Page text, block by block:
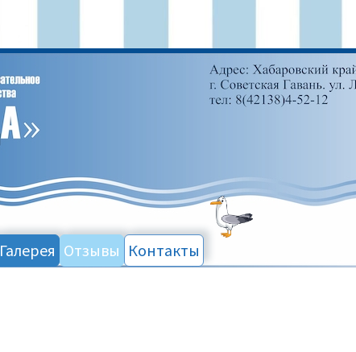
Галерея Отзывы Контакты